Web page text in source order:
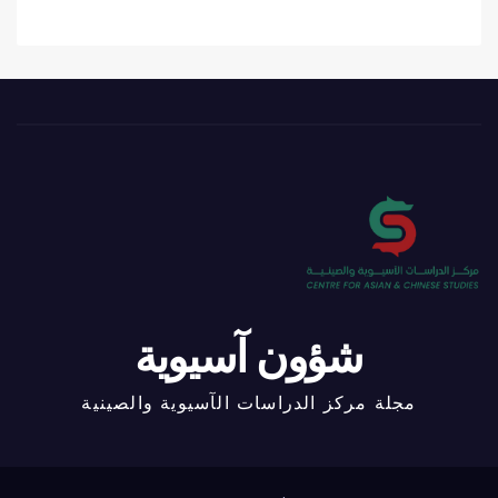
شؤون آسيوية
مجلة مركز الدراسات الآسيوية والصينية